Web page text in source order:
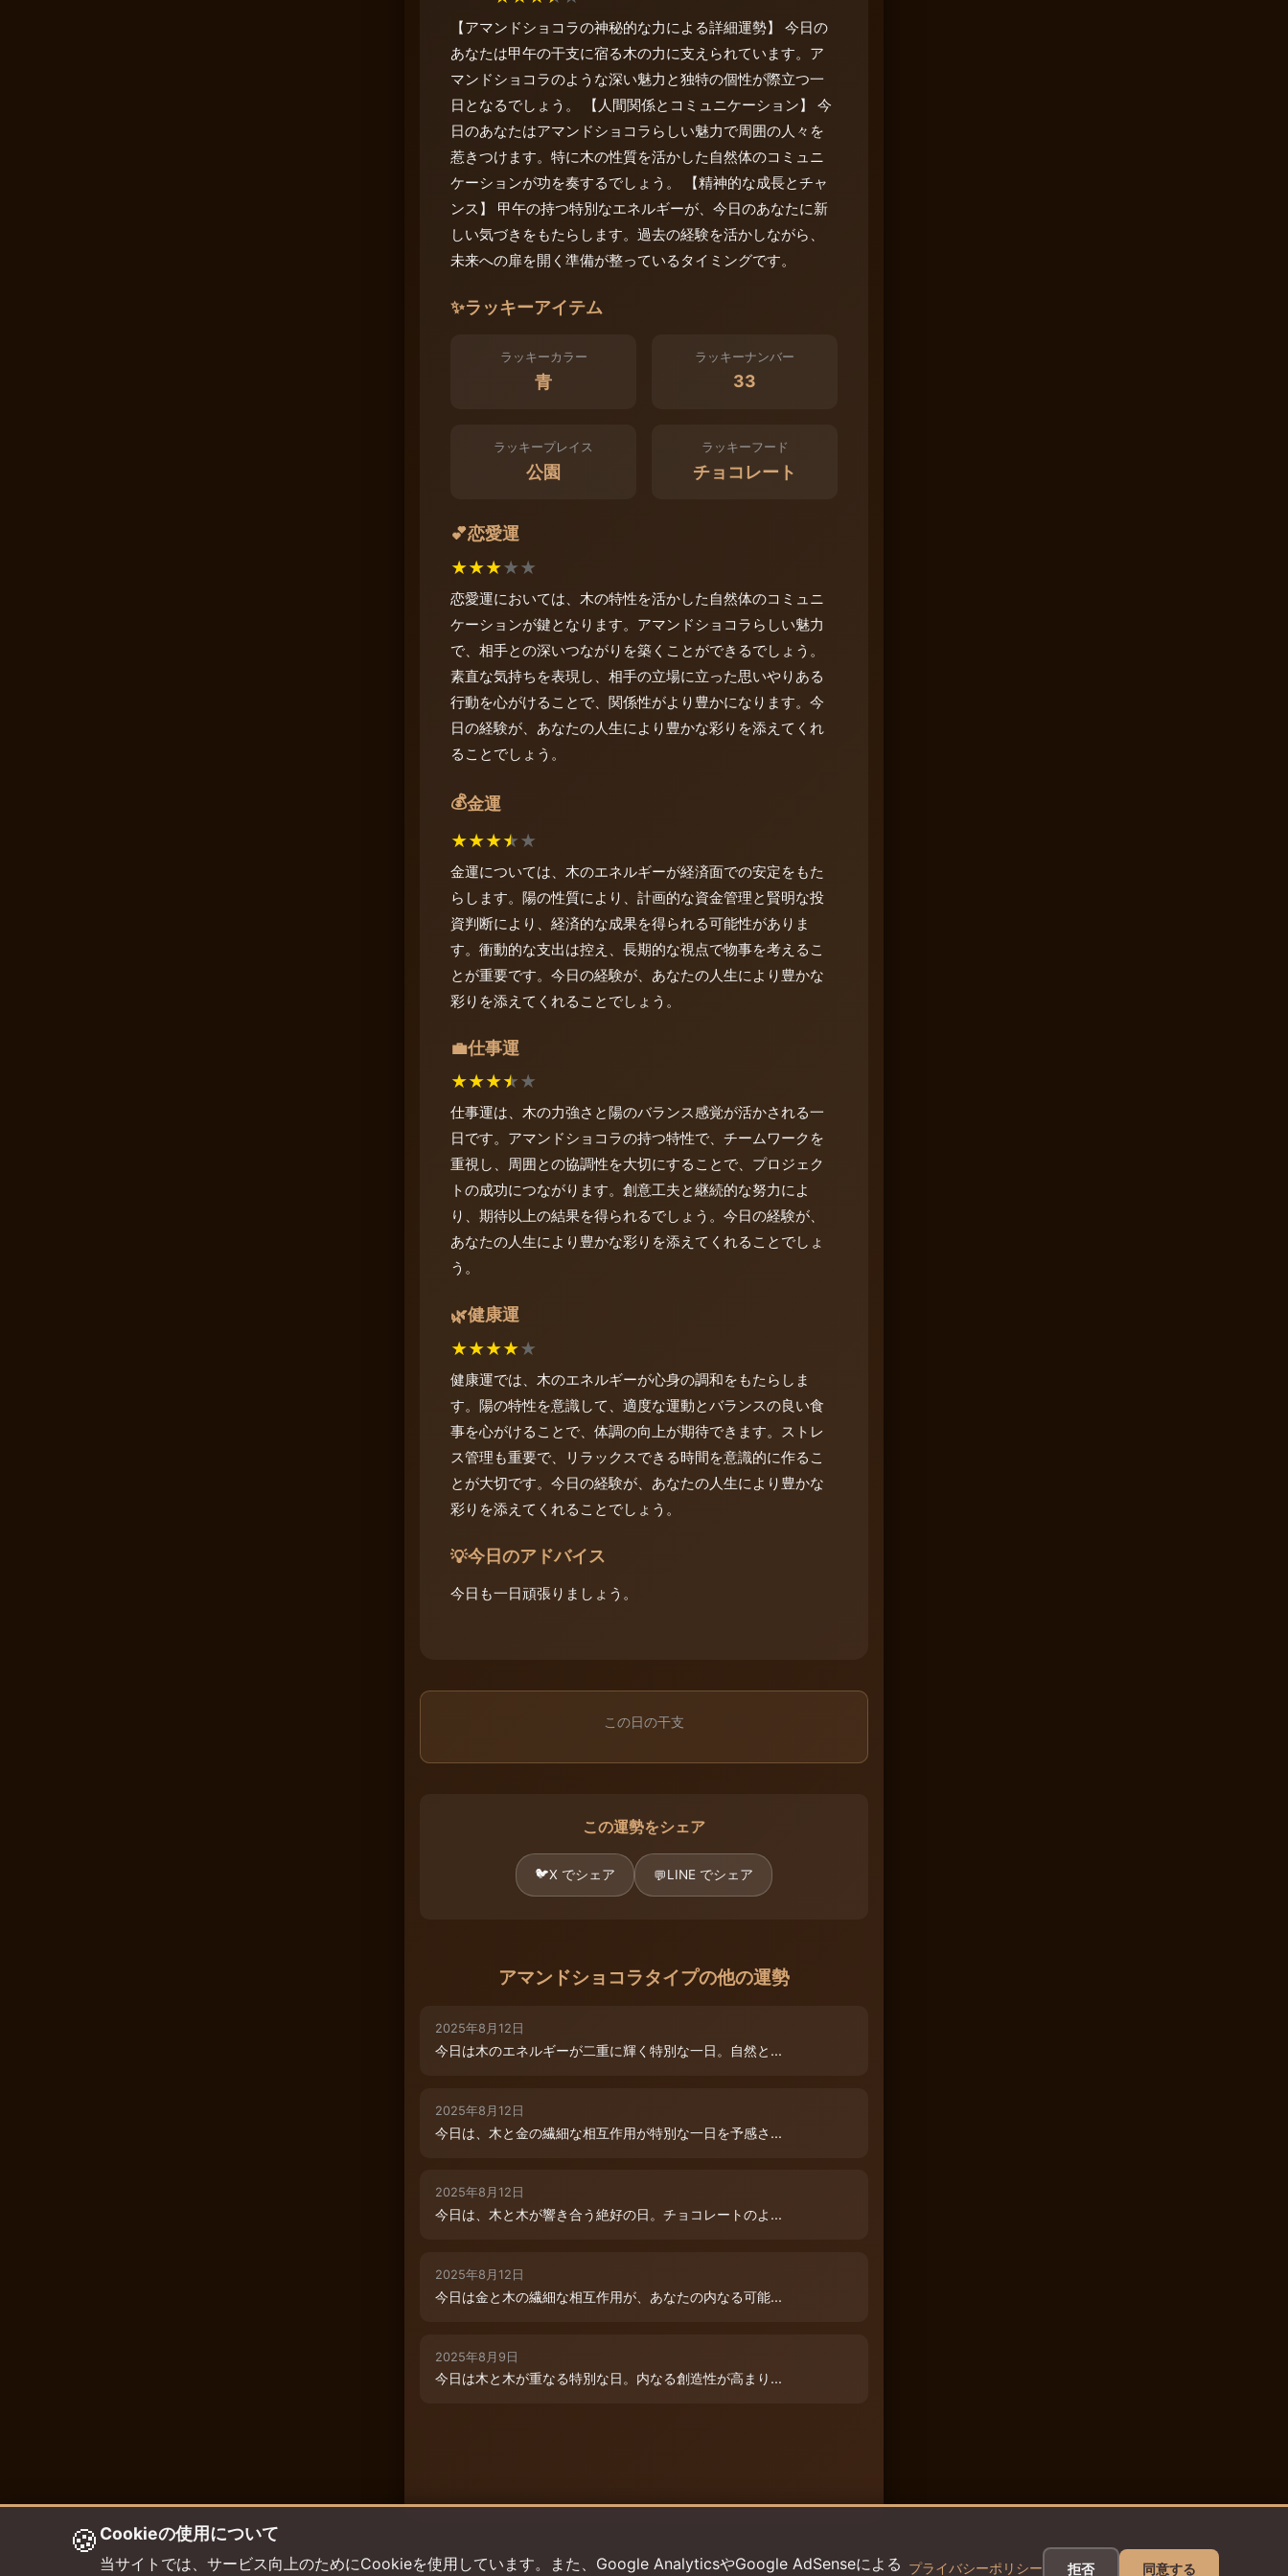
【アマンドショコラの神秘的な力による詳細運勢】 今日の
あなたは甲午の干支に宿る木の力に支えられています。ア
マンドショコラのような深い魅力と独特の個性が際立つ一
日となるでしょう。 【人間関係とコミュニケーション】 今
日のあなたはアマンドショコラらしい魅力で周囲の人々を
惹きつけます。特に木の性質を活かした自然体のコミュニ
ケーションが功を奏するでしょう。 【精神的な成長とチャ
ンス】 甲午の持つ特別なエネルギーが、今日のあなたに新
しい気づきをもたらします。過去の経験を活かしながら、
未来への扉を開く準備が整っているタイミングです。
✨ラッキーアイテム
ラッキーカラー
青
ラッキーナンバー
33
ラッキープレイス
公園
ラッキーフード
チョコレート
💕恋愛運
★★★★★
恋愛運においては、木の特性を活かした自然体のコミュニ
ケーションが鍵となります。アマンドショコラらしい魅力
で、相手との深いつながりを築くことができるでしょう。
素直な気持ちを表現し、相手の立場に立った思いやりある
行動を心がけることで、関係性がより豊かになります。今
日の経験が、あなたの人生により豊かな彩りを添えてくれ
ることでしょう。
💰金運
★★★★★
金運については、木のエネルギーが経済面での安定をもた
らします。陽の性質により、計画的な資金管理と賢明な投
資判断により、経済的な成果を得られる可能性がありま
す。衝動的な支出は控え、長期的な視点で物事を考えるこ
とが重要です。今日の経験が、あなたの人生により豊かな
彩りを添えてくれることでしょう。
💼仕事運
★★★★★
仕事運は、木の力強さと陽のバランス感覚が活かされる一
日です。アマンドショコラの持つ特性で、チームワークを
重視し、周囲との協調性を大切にすることで、プロジェク
トの成功につながります。創意工夫と継続的な努力によ
り、期待以上の結果を得られるでしょう。今日の経験が、
あなたの人生により豊かな彩りを添えてくれることでしょ
う。
🌿健康運
★★★★★
健康運では、木のエネルギーが心身の調和をもたらしま
す。陽の特性を意識して、適度な運動とバランスの良い食
事を心がけることで、体調の向上が期待できます。ストレ
ス管理も重要で、リラックスできる時間を意識的に作るこ
とが大切です。今日の経験が、あなたの人生により豊かな
彩りを添えてくれることでしょう。
💡今日のアドバイス
今日も一日頑張りましょう。
この日の干支
この運勢をシェア
🐦X でシェア 💬LINE でシェア
アマンドショコラタイプの他の運勢
2025年8月12日
今日は木のエネルギーが二重に輝く特別な一日。自然と...
2025年8月12日
今日は、木と金の繊細な相互作用が特別な一日を予感さ...
2025年8月12日
今日は、木と木が響き合う絶好の日。チョコレートのよ...
2025年8月12日
今日は金と木の繊細な相互作用が、あなたの内なる可能...
2025年8月9日
今日は木と木が重なる特別な日。内なる創造性が高まり...
🍪 Cookieの使用について
当サイトでは、サービス向上のためにCookieを使用しています。また、Google AnalyticsやGoogle AdSenseによる プライバシーポリシー 拒否 同意する